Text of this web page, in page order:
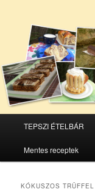
Tovább
az
Tovább
a
TEPSZI ÉTELBÁR
Mentes receptek
KÓKUSZOS TRÜFFEL